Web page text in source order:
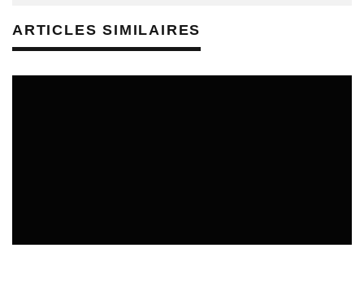
ARTICLES SIMILAIRES